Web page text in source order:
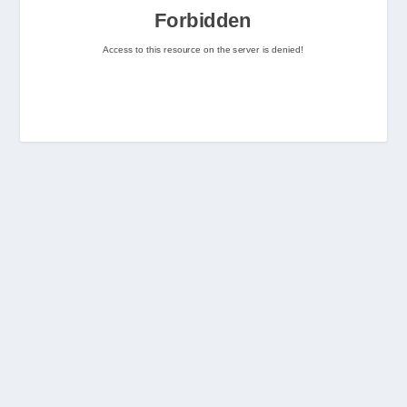
Nintenhype.Cat @nintenhype.cat
📅 Ja tenim aquí els
setmana? 👀